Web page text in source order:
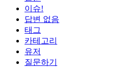
이슈!
답변 없음
태그
카테고리
유저
질문하기